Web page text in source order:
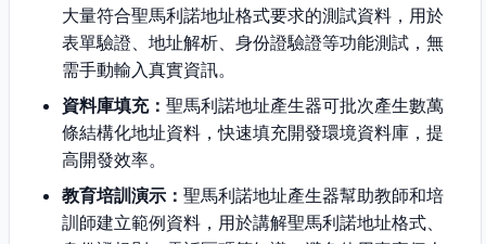
大量符合聖馬利諾地址格式要求的測試資料，用於
表單驗證、地址解析、身份證驗證等功能測試，無
需手動輸入真實資訊。
資料庫填充： 聖馬利諾地址產生器可批次產生數萬
條結構化地址資料，快速填充開發環境資料庫，提
高開發效率。
教育培訓演示： 聖馬利諾地址產生器幫助教師和培
訓師建立範例資料，用於講解聖馬利諾地址格式、